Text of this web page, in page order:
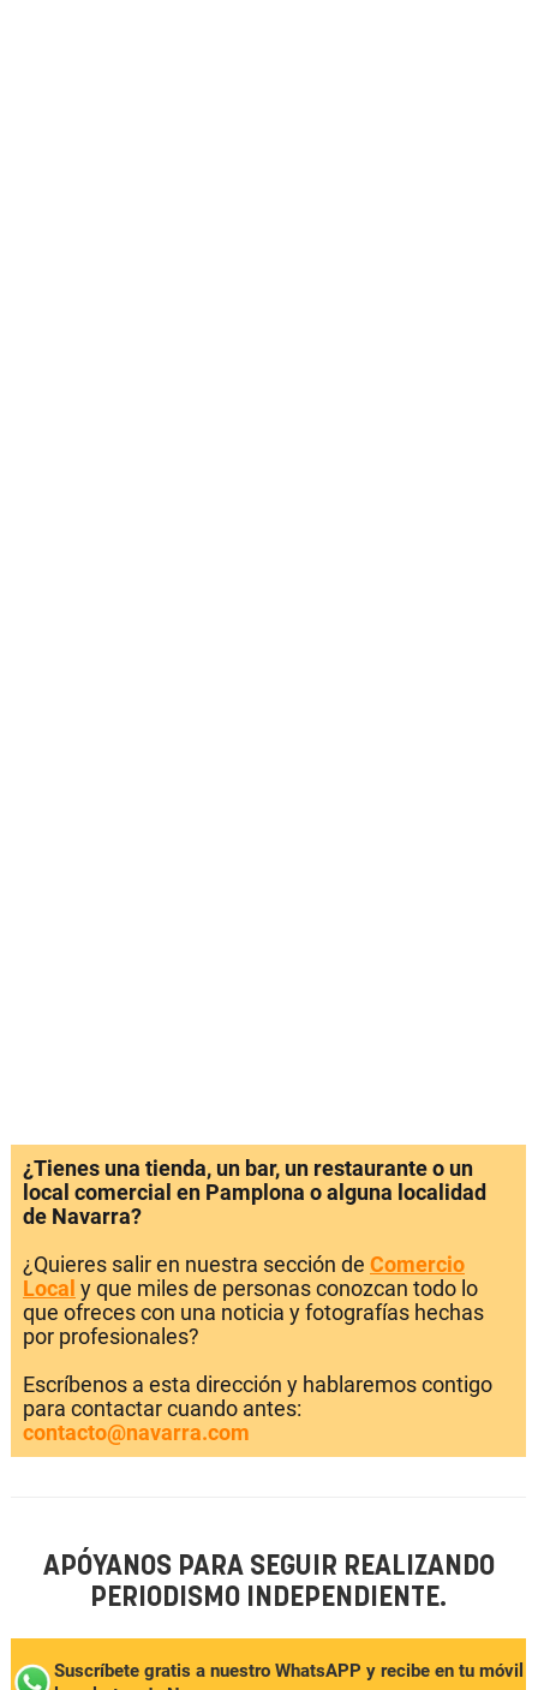
¿Tienes una tienda, un bar, un restaurante o un
local comercial en Pamplona o alguna localidad
de Navarra?
¿Quieres salir en nuestra sección de Comercio
Local y que miles de personas conozcan todo lo
que ofreces con una noticia y fotografías hechas
por profesionales?
Escríbenos a esta dirección y hablaremos contigo
para contactar cuando antes:
contacto@navarra.com
APÓYANOS PARA SEGUIR REALIZANDO
PERIODISMO INDEPENDIENTE.
Suscríbete gratis a nuestro WhatsAPP y recibe en tu móvil